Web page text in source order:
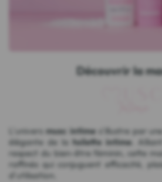
Découvrir la
L'univers musc intimes'illustre par
élégante de la toilette intime .
respect du bien-être féminin, cette
raffinés qui conjuguent efficacité,
d'utilisation.